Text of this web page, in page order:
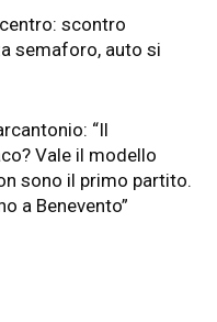
scontro
semaforo, auto si
“Il
Vale il modello
sono il primo partito.
a Benevento”